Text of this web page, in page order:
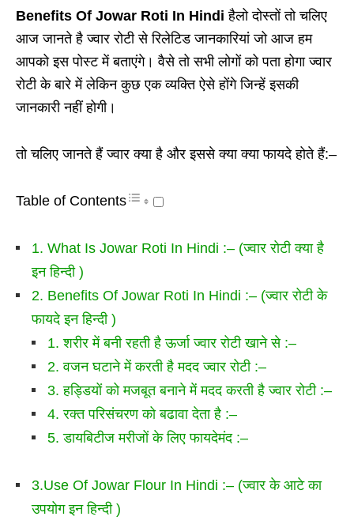
Benefits Of Jowar Roti In Hindiहैलो दोस्तों तो चलिए
आज जानते है ज्वार रोटी से रिलेटिड जानकारियां जो आज हम
आपको इस पोस्ट में बताएंगे। वैसे तो सभी लोगों को पता होगा ज्वार
रोटी के बारे में लेकिन कुछ एक व्यक्ति ऐसे होंगे जिन्हें इसकी
जानकारी नहीं होगी।
तो चलिए जानते हैं ज्वार क्या है और इससे क्या क्या फायदे होते हैं:–
Table of Contents
1. What Is Jowar Roti In Hindi :– (ज्वार रोटी क्या है
इन हिन्दी )
2. Benefits Of Jowar Roti In Hindi :– (ज्वार रोटी के
फायदे इन हिन्दी )
1. शरीर में बनी रहती है ऊर्जा ज्वार रोटी खाने से :–
2. वजन घटाने में करती है मदद ज्वार रोटी :–
3. हड्डियों को मजबूत बनाने में मदद करती है ज्वार रोटी :–
4. रक्त परिसंचरण को बढावा देता है :–
5. डायबिटीज मरीजों के लिए फायदेमंद :–
3.Use Of Jowar Flour In Hindi :– (ज्वार के आटे का
उपयोग इन हिन्दी )